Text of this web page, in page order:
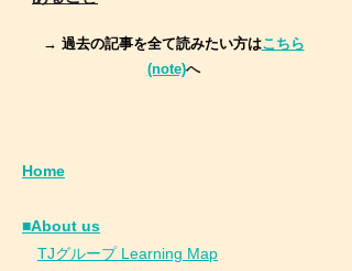
→ 過去の記事を全て読みたい方はこちら
(note)へ
Home
■About us
TJグループ Learning Map